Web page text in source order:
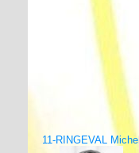
11-RINGEVAL Michel